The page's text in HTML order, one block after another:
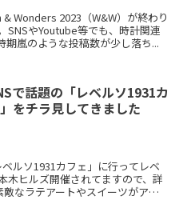
Wonders 2023（W&W）が終わり
SNSやYoutube等でも、時計関連
期嵐のような投稿数が少し落ち...
で話題の「レベルソ1931カ
をチラ見してきました
ルソ1931カフェ」に行ってレベ
木ヒルズ開催されてますので、詳